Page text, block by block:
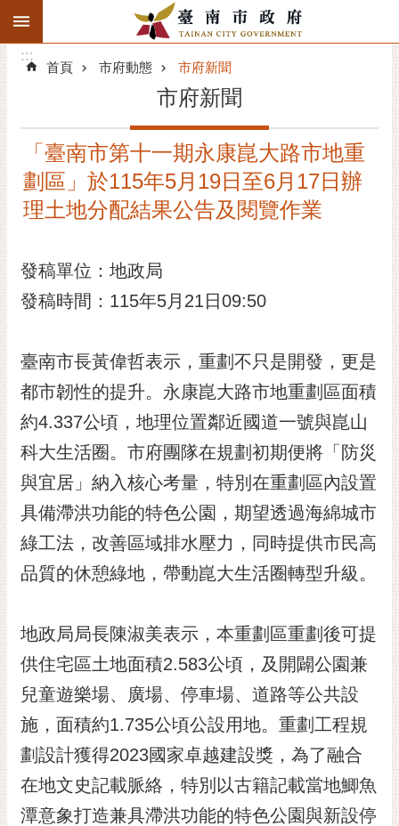
跳到主要內容區塊
搜
階
精彩府城
市府動態
市民互動
黃
偉
哲
光
花
祭
網
站
導
覽
訂
閱
RSS
:::
:::
首頁 市府動態 市府新聞
市府新聞
「臺南市第十一期永康崑大路市地重
劃區」於115年5月19日至6月17日辦
理土地分配結果公告及閱覽作業
發稿單位：地政局
發稿時間：115年5月21日09:50
臺南市長黃偉哲表示，重劃不只是開發，更是
都市韌性的提升。永康崑大路市地重劃區面積
約4.337公頃，地理位置鄰近國道一號與崑山
科大生活圈。市府團隊在規劃初期便將「防災
與宜居」納入核心考量，特別在重劃區內設置
具備滯洪功能的特色公園，期望透過海綿城市
綠工法，改善區域排水壓力，同時提供市民高
品質的休憩綠地，帶動崑大生活圈轉型升級。
地政局局長陳淑美表示，本重劃區重劃後可提
供住宅區土地面積2.583公頃，及開闢公園兼
兒童遊樂場、廣場、停車場、道路等公共設
施，面積約1.735公頃公設用地。重劃工程規
劃設計獲得2023國家卓越建設獎，為了融合
在地文史記載脈絡，特別以古籍記載當地鯽魚
潭意象打造兼具滯洪功能的特色公園與新設停